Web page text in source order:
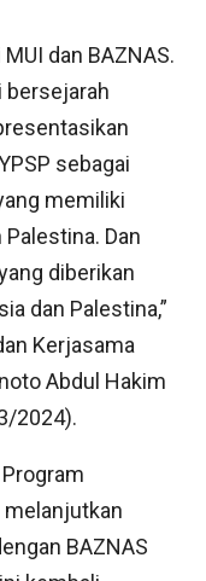
dan BAZNAS.
bersejarah
sebagai
memiliki
Dan
diberikan
dan Palestina,”
Kerjasama
Abdul Hakim
2024).
melanjutkan
BAZNAS